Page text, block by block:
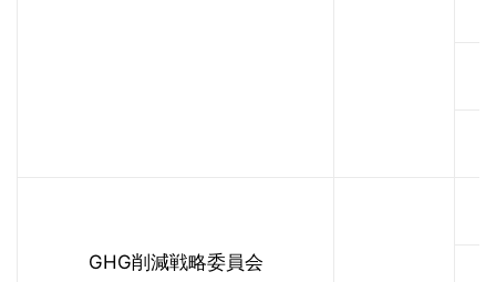
GHG削減戦略委員会